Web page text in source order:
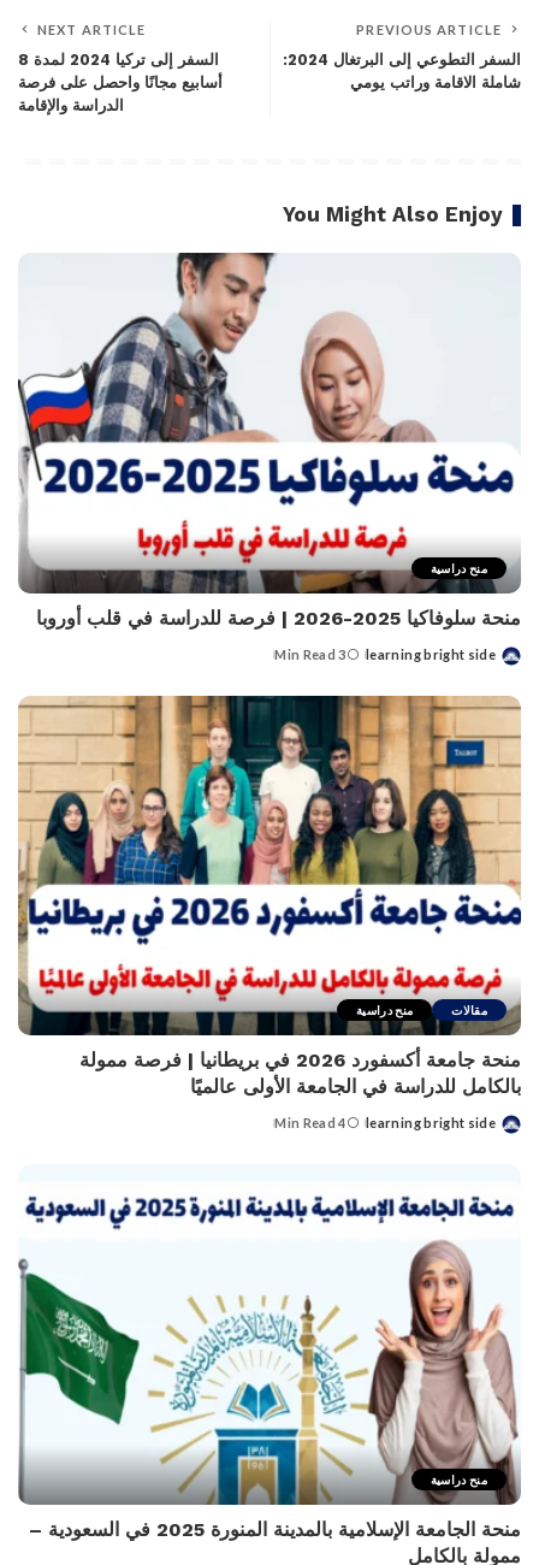
PREVIOUS ARTICLE
السفر التطوعي إلى البرتغال 2024:
شاملة الاقامة وراتب يومي
NEXT ARTICLE
السفر إلى تركيا 2024 لمدة 8
أسابيع مجانًا واحصل على فرصة
الدراسة والإقامة
You Might Also Enjoy
منح دراسية
منحة سلوفاكيا 2025-2026 | فرصة للدراسة في قلب أوروبا
Posted
learning bright side
3 Min Read
مقالات منح دراسية
منحة جامعة أكسفورد 2026 في بريطانيا | فرصة ممولة
بالكامل للدراسة في الجامعة الأولى عالميًا
Posted
learning bright side
4 Min Read
منح دراسية
منحة الجامعة الإسلامية بالمدينة المنورة 2025 في السعودية –
ممولة بالكامل